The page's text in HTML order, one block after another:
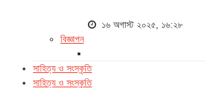
১৬ অগাস্ট ২০২৫, ১৬:২৮
বিজ্ঞাপন
সাহিত্য ও সংস্কৃতি
সাহিত্য ও সংস্কৃতি